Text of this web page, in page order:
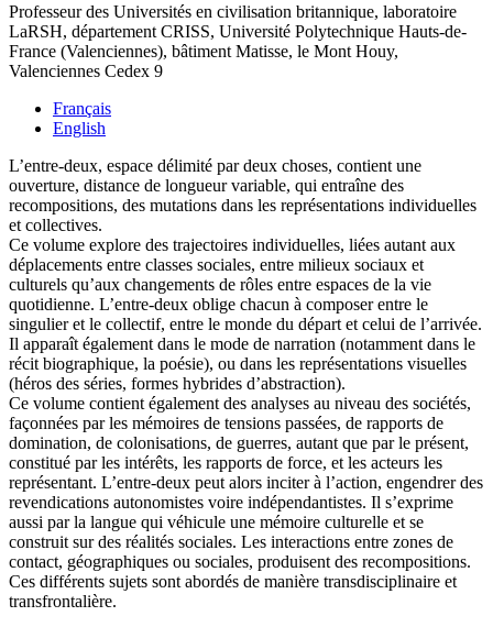
Professeur des Universités en civilisation britannique, laboratoire
LaRSH, département CRISS, Université Polytechnique Hauts-de-
France (Valenciennes), bâtiment Matisse, le Mont Houy,
Valenciennes Cedex 9
Français
English
L’entre-deux, espace délimité par deux choses, contient une
ouverture, distance de longueur variable, qui entraîne des
recompositions, des mutations dans les représentations individuelles
et collectives.
Ce volume explore des trajectoires individuelles, liées autant aux
déplacements entre classes sociales, entre milieux sociaux et
culturels qu’aux changements de rôles entre espaces de la vie
quotidienne. L’entre-deux oblige chacun à composer entre le
singulier et le collectif, entre le monde du départ et celui de l’arrivée.
Il apparaît également dans le mode de narration (notamment dans le
récit biographique, la poésie), ou dans les représentations visuelles
(héros des séries, formes hybrides d’abstraction).
Ce volume contient également des analyses au niveau des sociétés,
façonnées par les mémoires de tensions passées, de rapports de
domination, de colonisations, de guerres, autant que par le présent,
constitué par les intérêts, les rapports de force, et les acteurs les
représentant. L’entre-deux peut alors inciter à l’action, engendrer des
revendications autonomistes voire indépendantistes. Il s’exprime
aussi par la langue qui véhicule une mémoire culturelle et se
construit sur des réalités sociales. Les interactions entre zones de
contact, géographiques ou sociales, produisent des recompositions.
Ces différents sujets sont abordés de manière transdisciplinaire et
transfrontalière.